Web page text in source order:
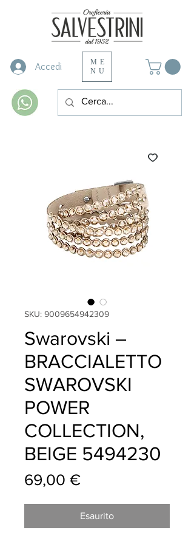
Accedi
ME
NU
SKU: 9009654942309
Swarovski –
BRACCIALETTO
SWAROVSKI
POWER
COLLECTION,
BEIGE 5494230
69,00 €Prezzo
Esaurito